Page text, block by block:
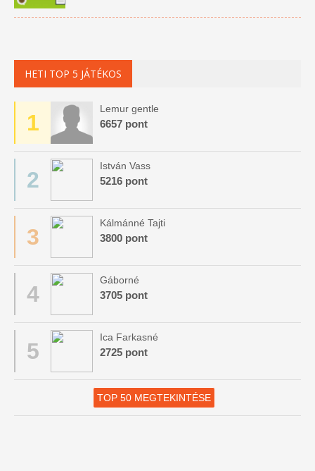
HETI TOP 5 JÁTÉKOS
1
Lemur gentle
6657 pont
2
István Vass
5216 pont
3
Kálmánné Tajti
3800 pont
4
Gáborné
3705 pont
5
Ica Farkasné
2725 pont
TOP 50 MEGTEKINTÉSE